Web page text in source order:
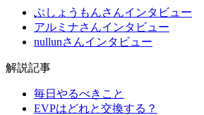
ぶしょうもんさんインタビュー
アルミナさんインタビュー
nullunさんインタビュー
解説記事
毎日やるべきこと
EVPはどれと交換する？